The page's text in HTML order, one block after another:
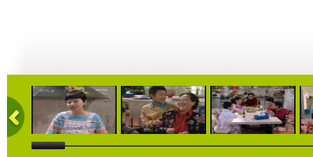
22:49 21:40 21:29